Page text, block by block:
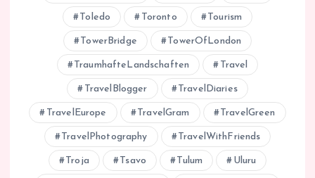
Toledo Toronto Tourism
TowerBridge TowerOfLondon
TraumhafteLandschaften Travel
TravelBlogger TravelDiaries
TravelEurope TravelGram TravelGreen
TravelPhotography TravelWithFriends
Troja Tsavo Tulum Uluru